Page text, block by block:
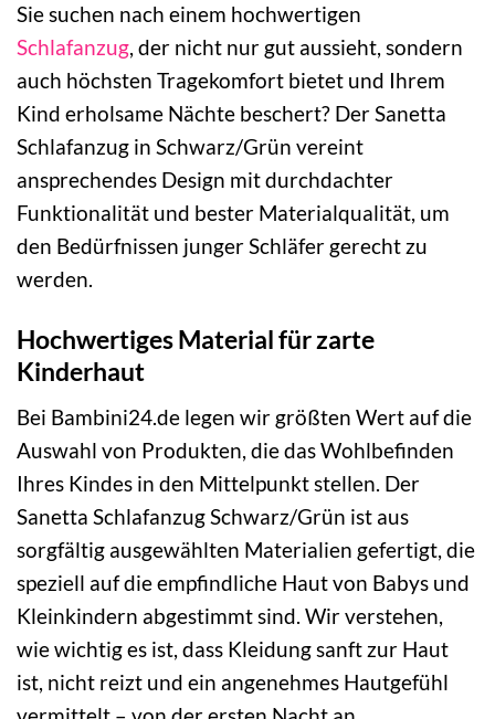
Sie suchen nach einem hochwertigen
Schlafanzug, der nicht nur gut aussieht, sondern
auch höchsten Tragekomfort bietet und Ihrem
Kind erholsame Nächte beschert? Der Sanetta
Schlafanzug in Schwarz/Grün vereint
ansprechendes Design mit durchdachter
Funktionalität und bester Materialqualität, um
den Bedürfnissen junger Schläfer gerecht zu
werden.
Hochwertiges Material für zarte
Kinderhaut
Bei Bambini24.de legen wir größten Wert auf die
Auswahl von Produkten, die das Wohlbefinden
Ihres Kindes in den Mittelpunkt stellen. Der
Sanetta Schlafanzug Schwarz/Grün ist aus
sorgfältig ausgewählten Materialien gefertigt, die
speziell auf die empfindliche Haut von Babys und
Kleinkindern abgestimmt sind. Wir verstehen,
wie wichtig es ist, dass Kleidung sanft zur Haut
ist, nicht reizt und ein angenehmes Hautgefühl